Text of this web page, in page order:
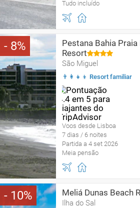
Tudo incluído
8
Pestana Bahia
Resort
São Miguel
👨‍👩‍👧‍👦 Resort familiar
Voos desde Lisboa
7 dias / 6 noites
Partida a 4 set 2026
Meia pensão
10 Meliá Dunas Beach
Ilha do Sal